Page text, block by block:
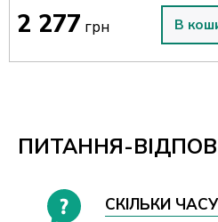
2 277 грн В
ПИТАННЯ-
СКІЛЬКИ